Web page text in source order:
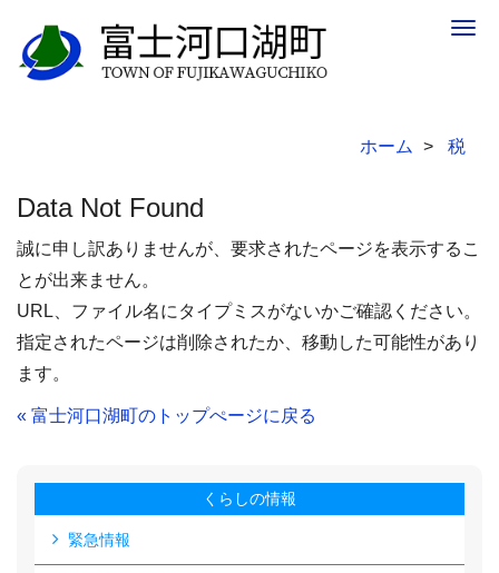
ホーム 税
Data Not Found
誠に申し訳ありませんが、要求されたページを表示するこ
とが出来ません。
URL、ファイル名にタイプミスがないかご確認ください。
指定されたページは削除されたか、移動した可能性があり
ます。
« 富士河口湖町のトップぺージに戻る
くらしの情報
緊急情報